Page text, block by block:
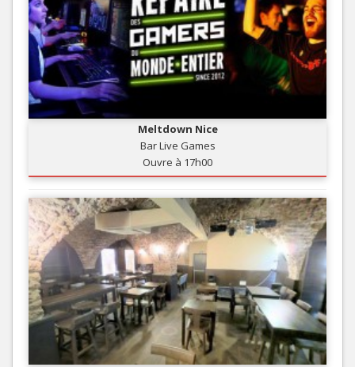
Meltdown Nice
Bar Live Games
Ouvre à 17h00